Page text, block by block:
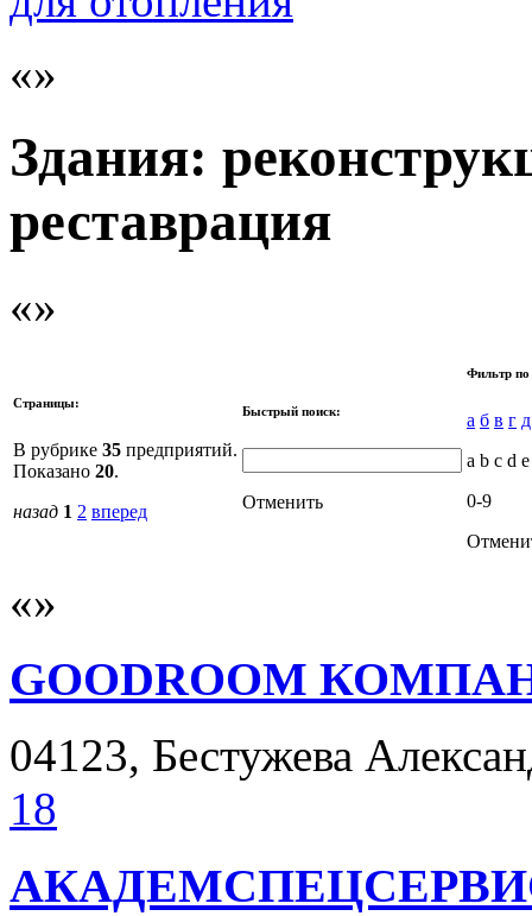
Здания:
реставрация
Страницы:
В рубрике 35 предприятий.
Показано 20.
назад 1 2 вперед
Быстрый поиск:
Отменить
Фильтр по
а б в г д
a b c d
0-9
GOODROOM
04123, Бестужева
18